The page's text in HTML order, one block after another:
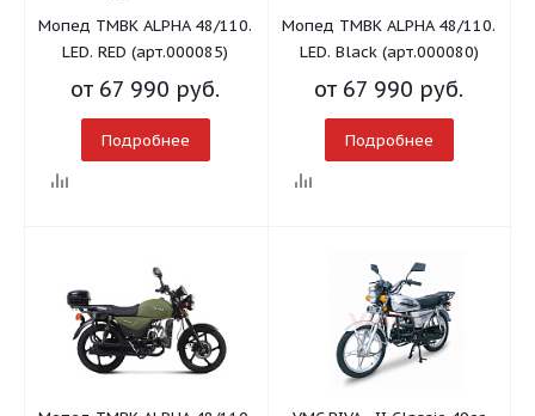
Мопед TMBK ALPHA 48/110.
LED. RED (арт.000085)
от 67 990 руб.
Подробнее
Мопед TMBK ALPHA 48/110.
LED. Black (арт.000080)
от 67 990 руб.
Подробнее